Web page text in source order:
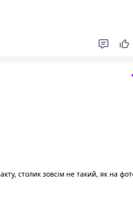
столик зовсім не такий, як на